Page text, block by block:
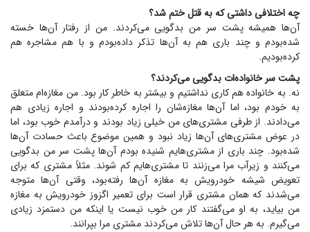
چه اختلافی داشتی که به قتل ختم شد؟
آن‌ها همیشه پشت سر من بدگویی می‌کردند. من از رفتار آن‌ها خسته
شده‌بودم و چند باری هم به آن‌ها تذکر داده‌بودم و با هم مشاجره هم
کرده‌بودیم.
پشت سر خانواده‌ات بدگویی می‌کردند؟
نه. به خانواده هم کاری نداشتیم و بیشتر به خاطر کار بود. من مغازه‌ام متعلق
به خودم بود، اما آن‌ها مغازه‌شان را اجاره کرده‌بودند و اجاره زیادی هم
می‌دادند. از طرفی مشتری‌های من خیلی زیاد بودند و درآمدم خوب بود، اما
در عوض مشتری‌های آن‌ها زیاد نبود و همین موضوع باعث حسادت آن‌ها
شده‌بود. چند باری از مشتری‌هایم شنیده بودم آن‌ها پشت سر من بدگویی
می‌کنند و زیرآب مرا می‌زنند تا مشتری‌هایم کم شوند. مثلاً مشتری که برای
تعویض شیشه خودرویش به مغازه آن‌ها رفته‌بود، وقتی آن‌ها متوجه
می‌شدند که همان مشتری قرار است برای تعمیر اگزوز خودرویش به مغازه
من بیاید، به او می‌گفتند کار من خوب نیست یا اینکه من دستمزد زیادی
می‌گیرم. به هر حال آن‌ها تلاش می‌کردند مشتری مرا بپرانند.